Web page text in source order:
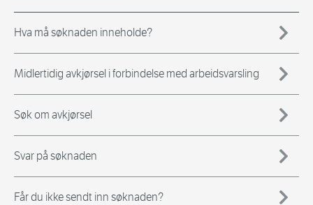
Hva må søknaden inneholde?
Midlertidig avkjørsel i forbindelse med arbeidsvarsling
Søk om avkjørsel
Svar på søknaden
Får du ikke sendt inn søknaden?